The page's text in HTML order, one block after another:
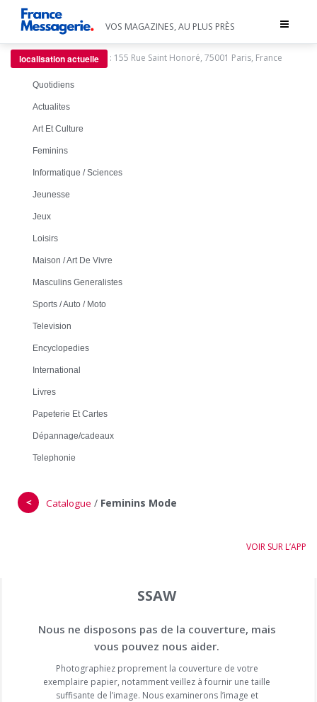
Toggle
VOS MAGAZINES, AU PLUS PRÈS
localisation actuelle : 155 Rue Saint Honoré, 75001 Paris, France
Quotidiens
Actualites
Art Et Culture
Feminins
Informatique / Sciences
Jeunesse
Jeux
Loisirs
Maison / Art De Vivre
Masculins Generalistes
Sports / Auto / Moto
Television
Encyclopedies
International
Livres
Papeterie Et Cartes
Dépannage/cadeaux
Telephonie
＜ Catalogue / Feminins Mode
VOIR SUR L’APP
SSAW
Nous ne disposons pas de la couverture, mais
vous pouvez nous aider.
Photographiez proprement la couverture de votre
exemplaire papier, notamment veillez à fournir une taille
suffisante de l’image. Nous examinerons l’image et